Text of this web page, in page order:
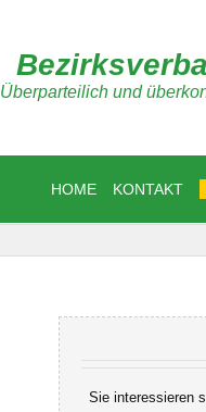
Überparteilich und
HOME KONTAKT
Sie interessieren